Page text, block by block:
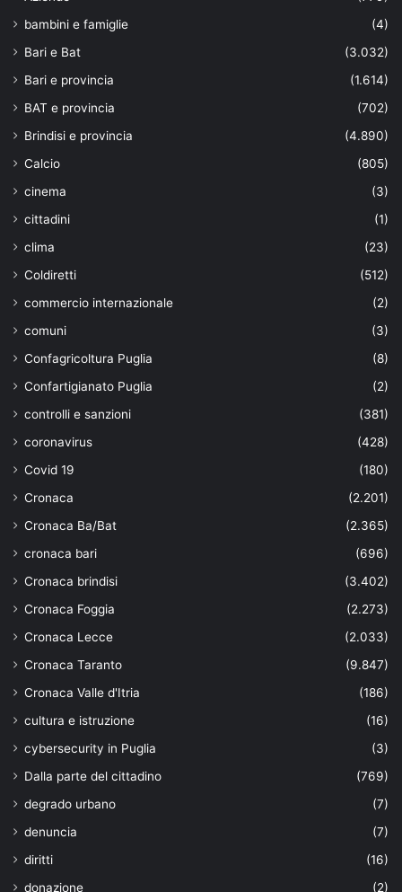
bambini e famiglie
(4)
Bari e Bat
(3.032)
Bari e provincia
(1.614)
BAT e provincia
(702)
Brindisi e provincia
(4.890)
Calcio
(805)
cinema
(3)
cittadini
(1)
clima
(23)
Coldiretti
(512)
commercio internazionale
(2)
comuni
(3)
Confagricoltura Puglia
(8)
Confartigianato Puglia
(2)
controlli e sanzioni
(381)
coronavirus
(428)
Covid 19
(180)
Cronaca
(2.201)
Cronaca Ba/Bat
(2.365)
cronaca bari
(696)
Cronaca brindisi
(3.402)
Cronaca Foggia
(2.273)
Cronaca Lecce
(2.033)
Cronaca Taranto
(9.847)
Cronaca Valle d'Itria
(186)
cultura e istruzione
(16)
cybersecurity in Puglia
(3)
Dalla parte del cittadino
(769)
degrado urbano
(7)
denuncia
(7)
diritti
(16)
donazione
(2)